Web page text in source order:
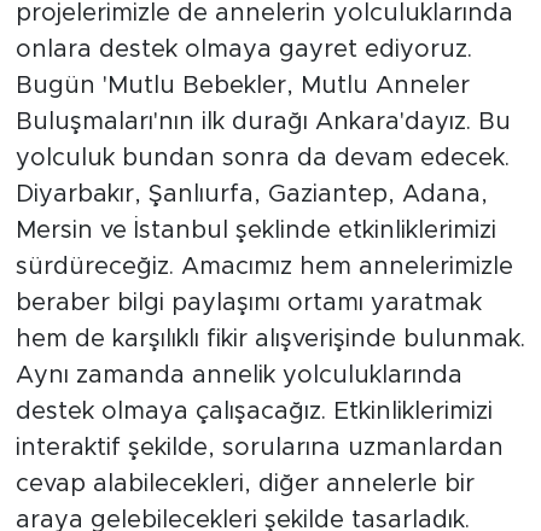
projelerimizle de annelerin yolculuklarında
onlara destek olmaya gayret ediyoruz.
Bugün 'Mutlu Bebekler, Mutlu Anneler
Buluşmaları'nın ilk durağı Ankara'dayız. Bu
yolculuk bundan sonra da devam edecek.
Diyarbakır, Şanlıurfa, Gaziantep, Adana,
Mersin ve İstanbul şeklinde etkinliklerimizi
sürdüreceğiz. Amacımız hem annelerimizle
beraber bilgi paylaşımı ortamı yaratmak
hem de karşılıklı fikir alışverişinde bulunmak.
Aynı zamanda annelik yolculuklarında
destek olmaya çalışacağız. Etkinliklerimizi
interaktif şekilde, sorularına uzmanlardan
cevap alabilecekleri, diğer annelerle bir
araya gelebilecekleri şekilde tasarladık.